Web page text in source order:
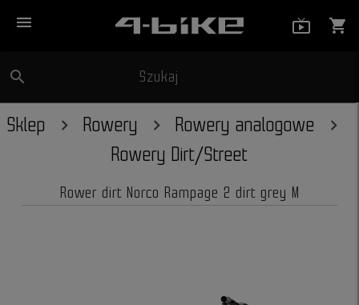
menu shopping_cart
search Szukaj
Sklep Rowery
Rowery analogowe
Rowery Dirt/Street
Rower dirt Norco Rampage 2 dirt grey M